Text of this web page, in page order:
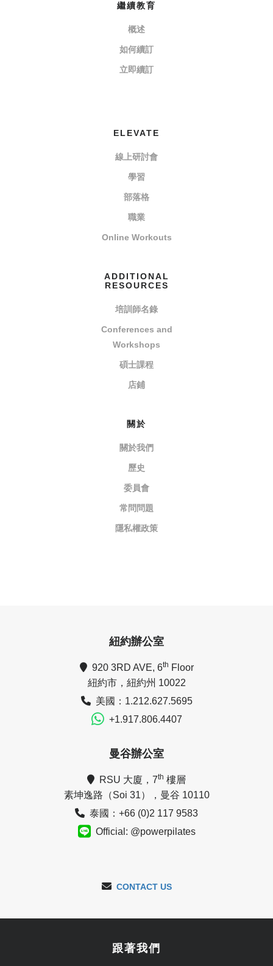
繼續教育
概述
如何續訂
立即續訂
ELEVATE
線上研討會
學習
部落格
職業
Online Workouts
ADDITIONAL
RESOURCES
培訓師名錄
Conferences and
Workshops
碩士課程
店鋪
關於
關於我們
歷史
委員會
常問問題
隱私權政策
紐約辦公室
920 3RD AVE, 6th Floor
紐約市，紐約州 10022
美國：1.212.627.5695
+1.917.806.4407
曼谷辦公室
RSU 大廈，7th 樓層
素坤逸路（Soi 31），曼谷 10110
泰國：+66 (0)2 117 9583
Official: @powerpilates
CONTACT US
跟著我們